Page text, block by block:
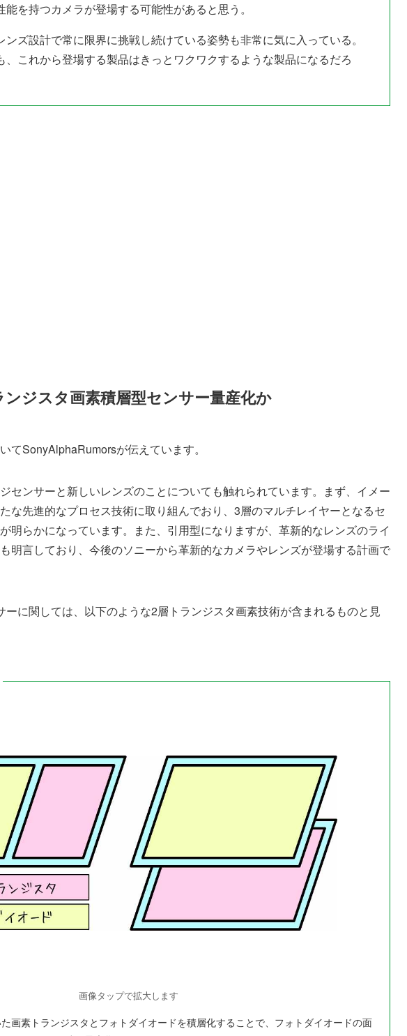
を持つカメラが登場する可能性があると思う。
ンズ設計で常に限界に挑戦し続けている姿勢も非常に気に入っている。
、これから登場する製品はきっとワクワクするような製品になるだろ
ジスタ画素積層型センサー量産化か
てSonyAlphaRumorsが伝えています。
センサーと新しいレンズのことについても触れられています。まず、イメー
な先進的なプロセス技術に取り組んでおり、3層のマルチレイヤーとなるセ
明らかになっています。また、引用型になりますが、革新的なレンズのライ
明言しており、今後のソニーから革新的なカメラやレンズが登場する計画で
ーに関しては、以下のような2層トランジスタ画素技術が含まれるものと見
画像タップで拡大します
画素トランジスタとフォトダイオードを積層化することで、フォトダイオードの面